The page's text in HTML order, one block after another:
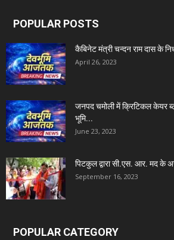
POPULAR POSTS
कैबिनेट मंत्री चन्दन राम दास के
April 26, 2023
जनपद चमोली में क्रिटिकल केयर
भूमि...
June 23, 2023
पिटकुल द्वारा सी.एस. आर. मद के
September 16, 2023
POPULAR CATEGORY